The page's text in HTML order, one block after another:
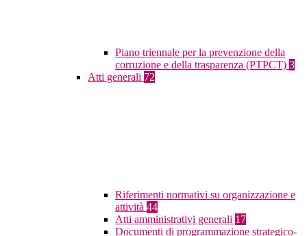
Piano triennale per la prevenzione della
corruzione e della trasparenza (PTPCT) 3
Atti generali 72
Riferimenti normativi su organizzazione e
attività 44
Atti amministrativi generali 17
Documenti di programmazione strategico-